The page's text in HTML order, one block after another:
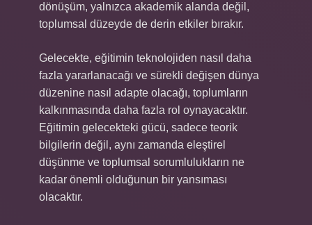
dönüşüm, yalnızca akademik alanda değil,
toplumsal düzeyde de derin etkiler bırakır.
Gelecekte, eğitimin teknolojiden nasıl daha
fazla yararlanacağı ve sürekli değişen dünya
düzenine nasıl adapte olacağı, toplumların
kalkınmasında daha fazla rol oynayacaktır.
Eğitimin gelecekteki gücü, sadece teorik
bilgilerin değil, aynı zamanda eleştirel
düşünme ve toplumsal sorumlulukların ne
kadar önemli olduğunun bir yansıması
olacaktır.